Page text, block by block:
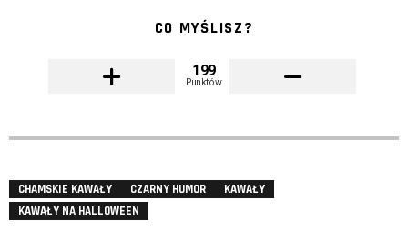
CO MYŚLISZ?
199
Punktów
CHAMSKIE KAWAŁY CZARNY HUMOR
KAWAŁY
KAWAŁY NA HALLOWEEN